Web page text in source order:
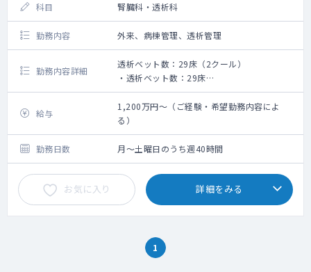
科目 腎臓科・透析科
勤務内容 外来、病棟管理、透析管理
勤務内容詳細
透析ベット数：29床（2クール）
・透析ベット数：29床
・スケジュール：２クール
透析センター業務を中心にご担当いただける
先生を探しています。
給与
1,200万円～（ご経験・希望勤務内容によ
る）
勤務日数 月～土曜日のうち週40時間
お気に入り 詳細をみる
1